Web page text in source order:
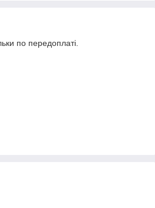
по передоплаті.